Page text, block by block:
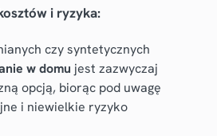
i ryzyka:
czy syntetycznych
w domu jest zazwyczaj
opcją, biorąc pod uwagę
i niewielkie ryzyko